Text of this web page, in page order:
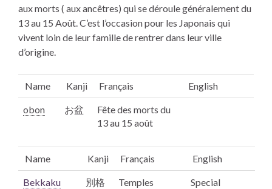
aux morts ( aux ancêtres) qui se déroule généralement du
13 au 15 Août. C’est l’occasion pour les Japonais qui
vivent loin de leur famille de rentrer dans leur ville
d’origine.
Name Kanji Français English
obon お盆
Fête des morts du
13 au 15 août
Name Kanji Français English
Bekkaku 別格
Temples
Special